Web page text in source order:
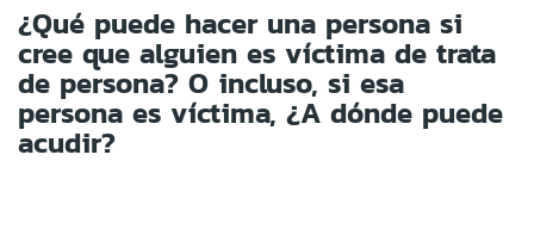
¿Qué puede hacer una persona si
cree que alguien es víctima de trata
de persona? O incluso, si esa
persona es víctima, ¿A dónde puede
acudir?